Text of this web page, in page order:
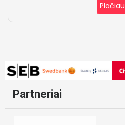
Plačiau
Partneriai